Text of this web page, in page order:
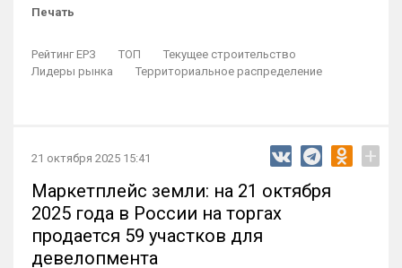
Печать
Рейтинг ЕРЗ ТОП
Текущее строительство
Лидеры рынка
Территориальное распределение
21 октября 2025 15:41 +
Маркетплейс земли: на 21 октября
2025 года в России на торгах
продается 59 участков для
девелопмента